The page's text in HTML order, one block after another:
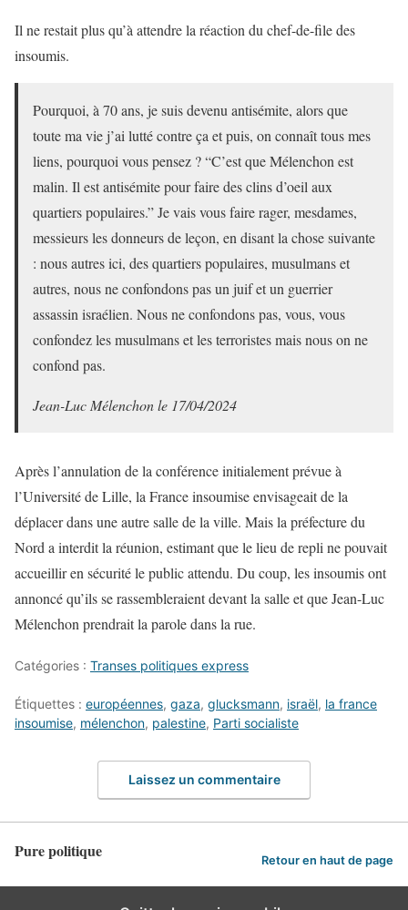
Il ne restait plus qu’à attendre la réaction du chef-de-file des
insoumis.
Pourquoi, à 70 ans, je suis devenu antisémite, alors que
toute ma vie j’ai lutté contre ça et puis, on connaît tous mes
liens, pourquoi vous pensez ? “C’est que Mélenchon est
malin. Il est antisémite pour faire des clins d’oeil aux
quartiers populaires.” Je vais vous faire rager, mesdames,
messieurs les donneurs de leçon, en disant la chose suivante
: nous autres ici, des quartiers populaires, musulmans et
autres, nous ne confondons pas un juif et un guerrier
assassin israélien. Nous ne confondons pas, vous, vous
confondez les musulmans et les terroristes mais nous on ne
confond pas.
Jean-Luc Mélenchon le 17/04/2024
Après l’annulation de la conférence initialement prévue à
l’Université de Lille, la France insoumise envisageait de la
déplacer dans une autre salle de la ville. Mais la préfecture du
Nord a interdit la réunion, estimant que le lieu de repli ne pouvait
accueillir en sécurité le public attendu. Du coup, les insoumis ont
annoncé qu’ils se rassembleraient devant la salle et que Jean-Luc
Mélenchon prendrait la parole dans la rue.
Catégories : Transes politiques express
Étiquettes : européennes, gaza, glucksmann, israël, la france
insoumise, mélenchon, palestine, Parti socialiste
Laissez un commentaire
Pure politique Retour en haut de page